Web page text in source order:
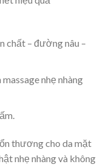
chất – đường nâu –
nhẹ nhàng
thương cho da mặt
nhẹ nhàng và không